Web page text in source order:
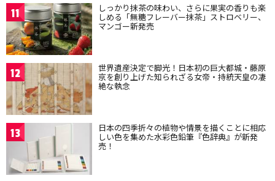
11 しっかり抹茶の味わい、さらに果実の香りも楽
しめる「無糖フレーバー抹茶」ストロベリー、
マンゴー新発売
12 世界遺産決定で脚光！日本初の巨大都城・藤原
京を創り上げた知られざる女帝・持統天皇の凄
絶な執念
13 日本の四季折々の植物や情景を描くことに相応
しい色を集めた水彩色鉛筆『色辞典』が新発
売！